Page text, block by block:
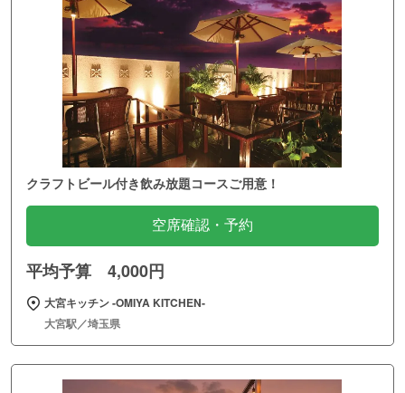
クラフトビール付き飲み放題コースご用意！
空席確認・予約
平均予算 4,000円
大宮キッチン ‐OMIYA KITCHEN‐
大宮駅／埼玉県